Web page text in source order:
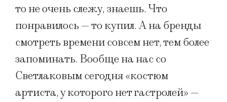
то не очень слежу, знаешь. Что
понравилось — то купил. А на бренды
смотреть времени совсем нет, тем более
запоминать. Вообще на нас со
Светлаковым сегодня «костюм
артиста, у которого нет гастролей» —